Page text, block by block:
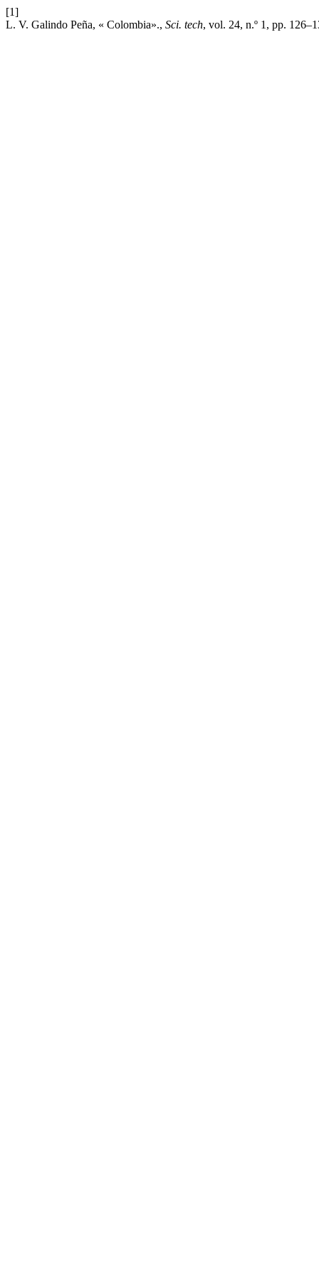
[1]
L. V. Galindo Peña, « Colombia»., Sci. tech, vol. 24, n.º 1, pp.